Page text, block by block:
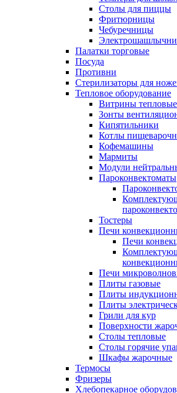
Столы для пиццы
Фритюрницы
Чебуречницы
Палатки торговые
Посуда
Противни
Стерилизаторы для
Тепловое оборудование
Витрины тепловые
Зонты
Кипятильники
Котлы
Кофемашины
Мармиты
Модули
Пароконвектоматы
Тостеры
Печи
Печи
Печи
Плиты газовые
Плиты
Плиты
Грили для кур
Поверхности
Столы тепловые
Столы горячие
Шкафы жарочные
Термосы
Фризеры
Хлебопекарное